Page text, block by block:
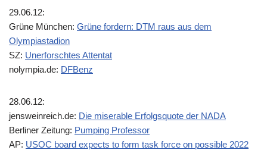
29.06.12:
Grüne München: Grüne fordern: DTM raus aus dem
Olympiastadion
SZ: Unerforschtes Attentat
nolympia.de: DFBenz
28.06.12:
jensweinreich.de: Die miserable Erfolgsquote der NADA
Berliner Zeitung: Pumping Professor
AP: USOC board expects to form task force on possible 2022